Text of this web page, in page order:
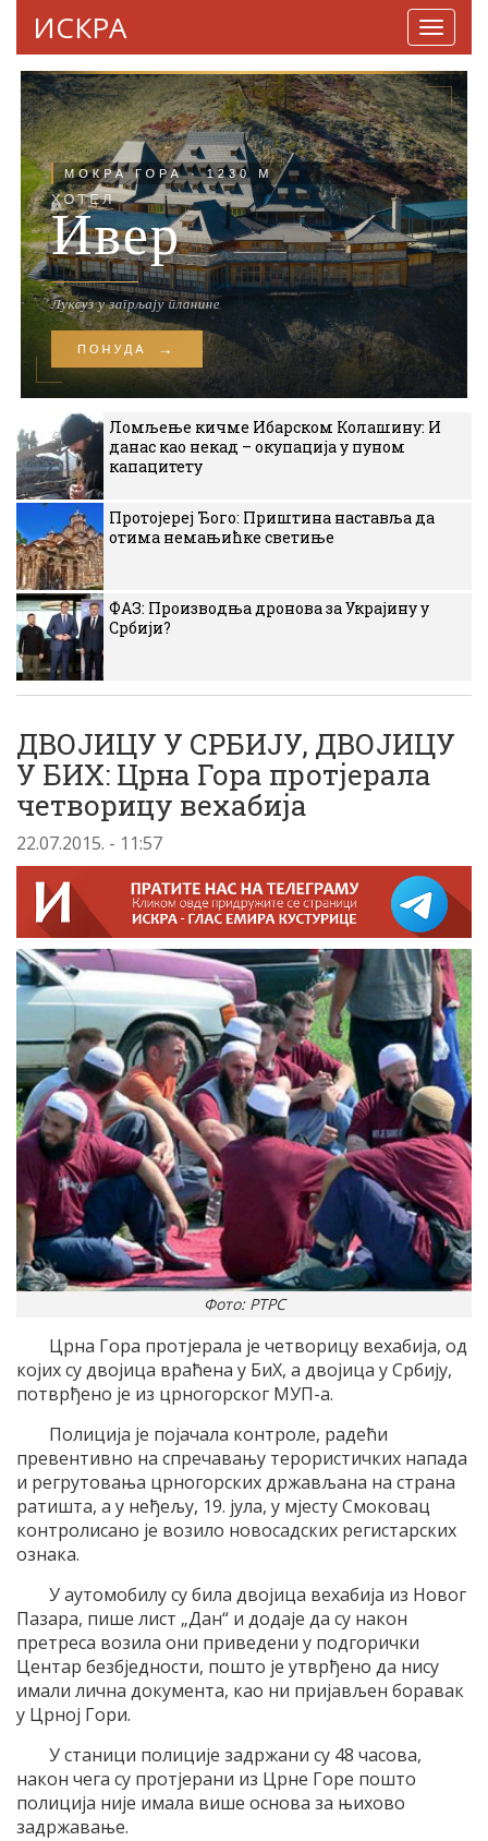
ИСКРА
Ломљење кичме Ибарском Колашину: И
данас као некад – окупација у пуном
капацитету
Протојереј Ђого: Приштина наставља да
отима немањићке светиње
ФАЗ: Производња дронова за Украјину у
Србији?
ДВОЈИЦУ У СРБИЈУ, ДВОЈИЦУ
У БИХ: Црна Гора протјерала
четворицу вехабија
22.07.2015. - 11:57
Фото: РТРС
Црна Гора протјерала је четворицу вехабија, од
којих су двојица враћена у БиХ, а двојица у Србију,
потврђено је из црногорског МУП-а.
Полиција је појачала контроле, радећи
превентивно на спречавању терористичких напада
и регрутовања црногорских држављана на страна
ратишта, а у неђељу, 19. јула, у мјесту Смоковац
контролисано је возило новосадских регистарских
ознака.
У аутомобилу су била двојица вехабија из Новог
Пазара, пише лист „Дан“ и додаје да су након
претреса возила они приведени у подгорички
Центар безбједности, пошто је утврђено да нису
имали лична документа, као ни пријављен боравак
у Црној Гори.
У станици полиције задржани су 48 часова,
након чега су протјерани из Црне Горе пошто
полиција није имала више основа за њихово
задржавање.